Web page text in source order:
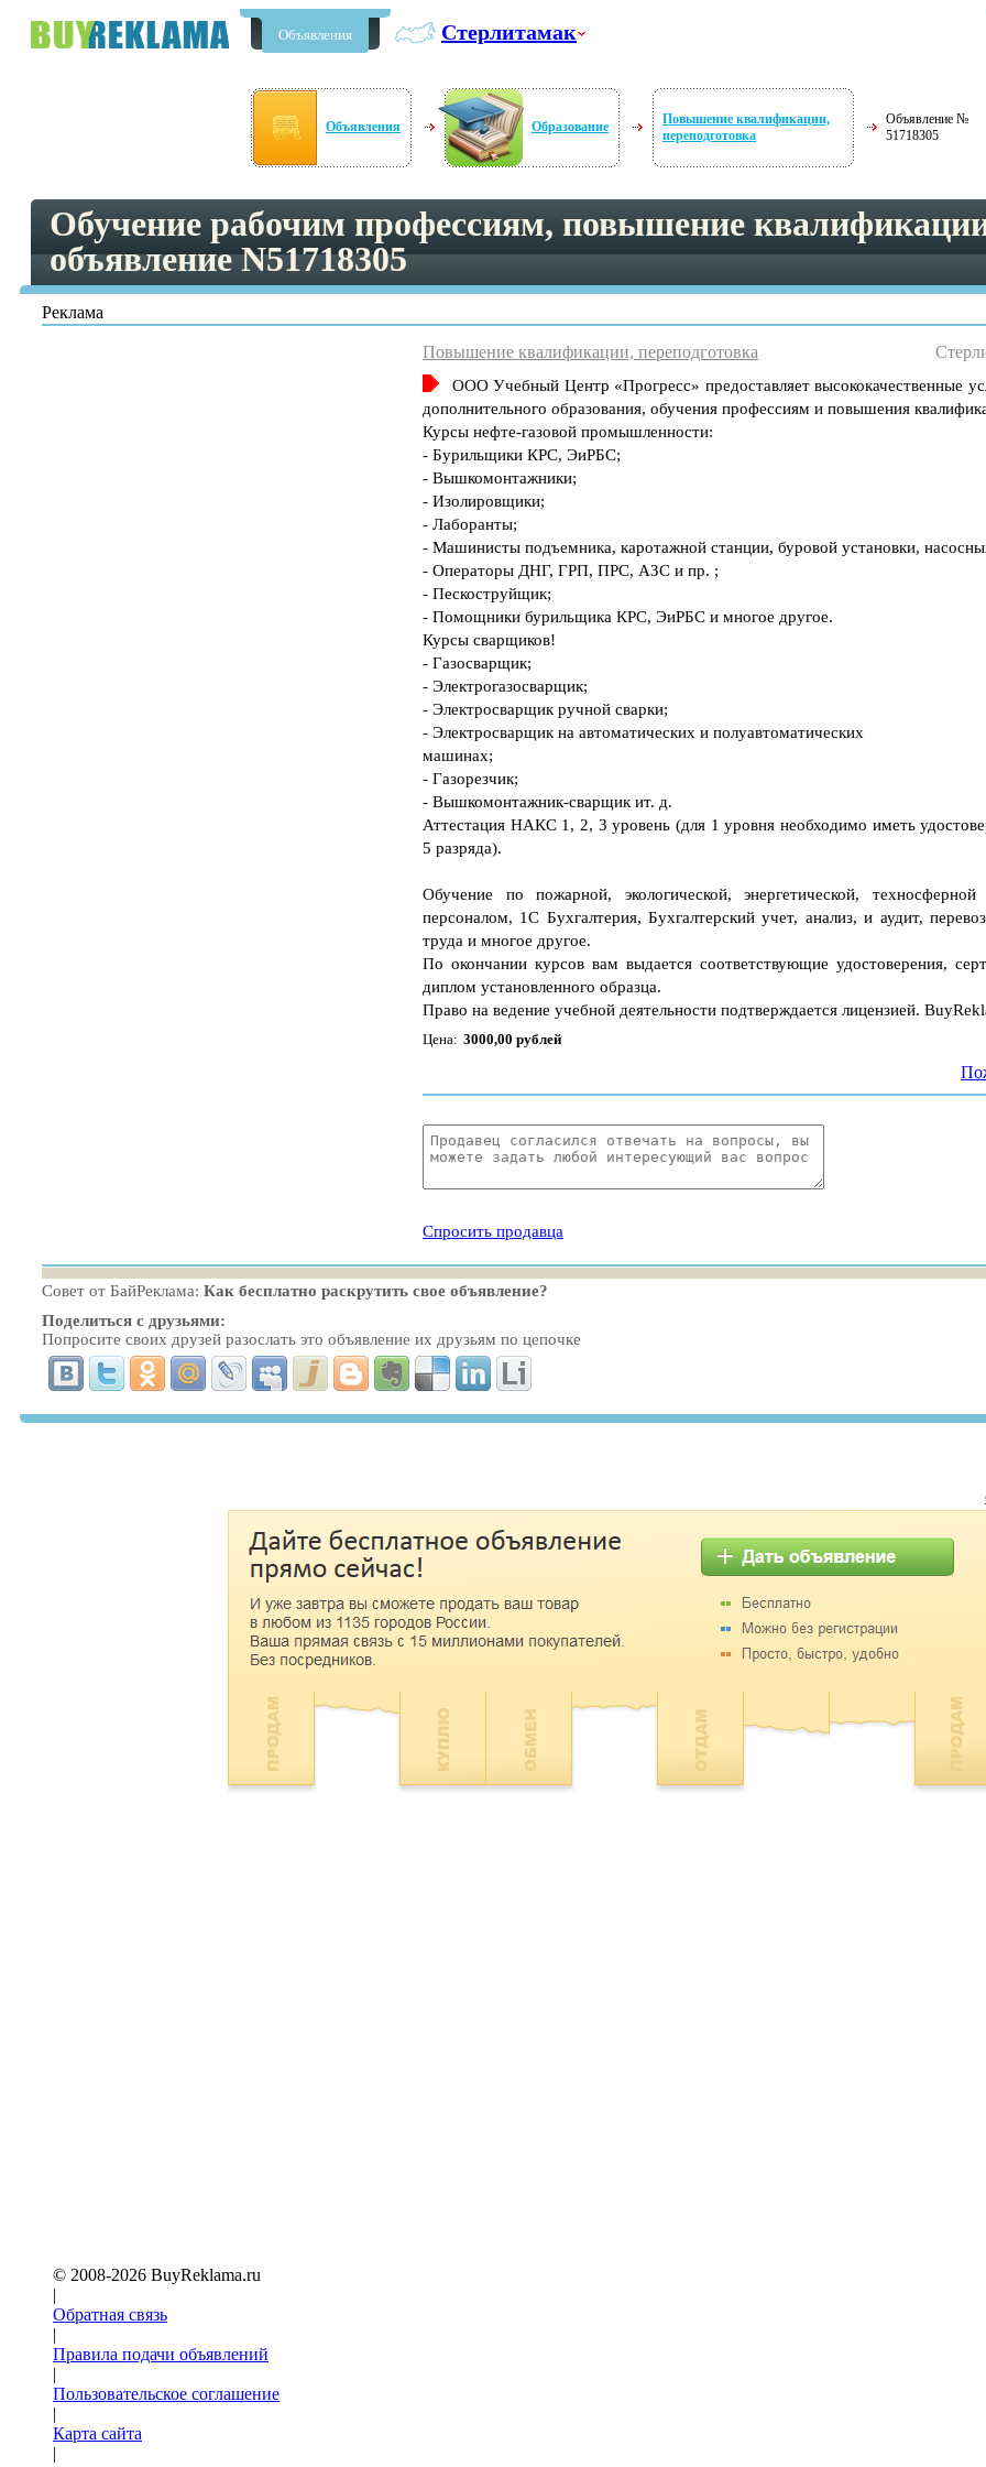
Объявления Стерлитамак
Объявления Образование
Повышение квалификации,
переподготовка
Объявление №
51718305
Обучение рабочим профессиям, повышение
объявление N51718305
Реклама
Повышение квалификации, переподготовка
ООО Учебный Центр «Прогресс» предоставляет высококачественные
дополнительного образования, обучения профессиям и повышения
Курсы нефте-газовой промышленности:
- Бурильщики КРС, ЭиРБС;
- Вышкомонтажники;
- Изолировщики;
- Лаборанты;
- Машинисты подъемника, каротажной станции, буровой установки,
- Операторы ДНГ, ГРП, ПРС, АЗС и пр. ;
- Пескоструйщик;
- Помощники бурильщика КРС, ЭиРБС и многое другое.
Курсы сварщиков!
- Газосварщик;
- Электрогазосварщик;
- Электросварщик ручной сварки;
- Электросварщик на автоматических и полуавтоматических
машинах;
- Газорезчик;
- Вышкомонтажник-сварщик ит. д.
Аттестация НАКС 1, 2, 3 уровень (для 1 уровня необходимо иметь
5 разряда).
Обучение по пожарной, экологической, энергетической, техносферной
персоналом, 1С Бухгалтерия, Бухгалтерский учет, анализ, и аудит,
труда и многое другое.
По окончании курсов вам выдается соответствующие удостоверения,
диплом установленного образца.
Право на ведение учебной деятельности подтверждается лицензией.
Цена: 3000,00 рублей
Спросить продавца
Совет от БайРеклама: Как бесплатно раскрутить свое объявление?
Поделиться с друзьями:
Попросите своих друзей разослать это объявление их друзьям по цепочке
© 2008-2026 BuyReklama.ru
|
Обратная связь
|
Правила подачи объявлений
|
Пoльзовательское соглашение
|
Карта сайта
|